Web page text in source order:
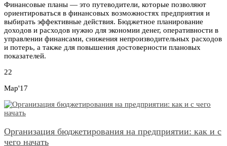
Финансовые планы — это путеводители, которые позволяют
ориентироваться в финансовых возможностях предприятия и
выбирать эффективные действия. Бюджетное планирование
доходов и расходов нужно для экономии денег, оперативности в
управлении финансами, снижения непроизводительных расходов
и потерь, а также для повышения достоверности плановых
показателей.
22
Мар'17
Организация бюджетирования на предприятии: как и с
чего начать